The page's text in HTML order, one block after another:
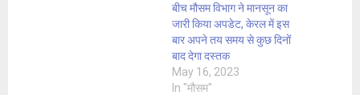
बीच मौसम विभाग ने मानसून का
जारी किया अपडेट, केरल में इस
बार अपने तय समय से कुछ दिनों
बाद देगा दस्तक
May 16, 2023
In "मौसम"